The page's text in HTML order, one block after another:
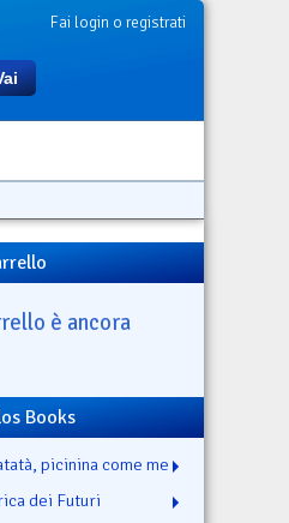
Fai login o registrati
è ancora
Books
picinina come me
dei Futuri